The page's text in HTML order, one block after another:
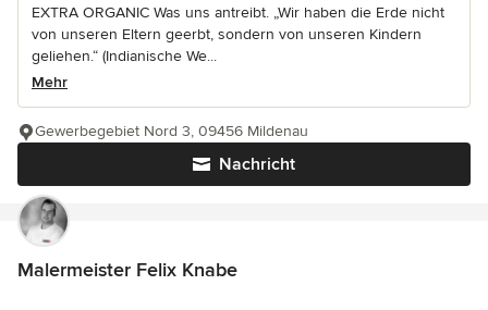
EXTRA ORGANIC Was uns antreibt. „Wir haben die Erde nicht
von unseren Eltern geerbt, sondern von unseren Kindern
geliehen.“ (Indianische We...
Mehr
Nachricht
Gewerbegebiet Nord 3, 09456 Mildenau
Malermeister Felix Knabe